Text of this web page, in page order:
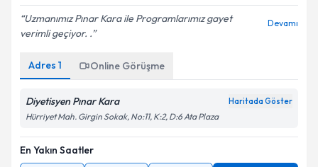
Uzmanımız Pınar Kara ile Programlarımız gayet
verimli geçiyor. .
Devamı
Adres 1 Online Görüşme
Diyetisyen Pınar Kara Haritada Göster
Hürriyet Mah. Girgin Sokak, No:11, K:2, D:6 Ata Plaza
En Yakın Saatler